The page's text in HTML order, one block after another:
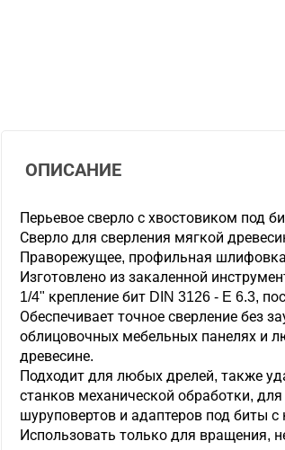
ОПИСАНИЕ
Перьевое сверло с хвостовиком под
Сверло для сверления мягкой
Праворежущее, профильная
Изготовлено из закаленной
1/4" крепление бит DIN 3126 - E 6.3,
Обеспечивает точное сверление без
облицовочных мебельных панелях и
древесине.
Подходит для любых дрелей, также
станков механической обработки, для
шуруповертов и адаптеров под биты с
Использовать только для вращения,